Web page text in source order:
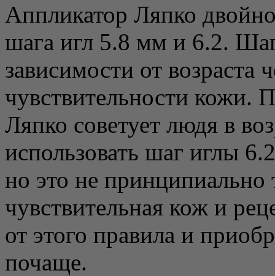
Аппликатор Ляпко
шага игл 5.8 мм и 6.2.
зависимости от возраста
чувствительности кожи.
Ляпко советует людя в
использовать шаг иглы
но это не принципиально
чувствительная кож и
от этого правила и
почаще.